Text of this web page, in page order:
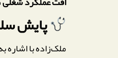
پایش
ملک‌زاده با